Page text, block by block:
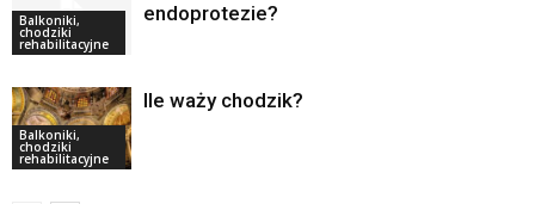
Balkoniki,
chodziki
rehabilitacyjne
endoprotezie?
Balkoniki,
chodziki
rehabilitacyjne
Ile waży chodzik?